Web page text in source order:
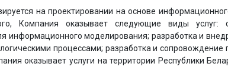
на проектировании на основе
Компания оказывает следующие виды услуг:
информационного моделирования; разработка и
процессами; разработка и сопровождение
оказывает услуги на территории Республики